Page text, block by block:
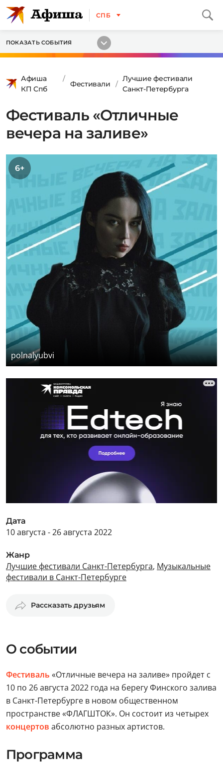
СПБ
ПОКАЗАТЬ СОБЫТИЯ
Афиша
КП Спб
Фестивали
Лучшие фестивали
Санкт-Петербурга
Фестиваль «Отличные
вечера на заливе»
6+
polnalyubvi
Дата
10 августа - 26 августа 2022
Жанр
Лучшие фестивали Санкт-Петербурга, Музыкальные
фестивали в Санкт-Петербурге
Рассказать друзьям
О событии
Фестиваль «Отличные вечера на заливе» пройдет с
10 по 26 августа 2022 года на берегу Финского залива
в Санкт-Петербурге в новом общественном
пространстве «ФЛАГШТОК». Он состоит из четырех
концертов абсолютно разных артистов.
Программа